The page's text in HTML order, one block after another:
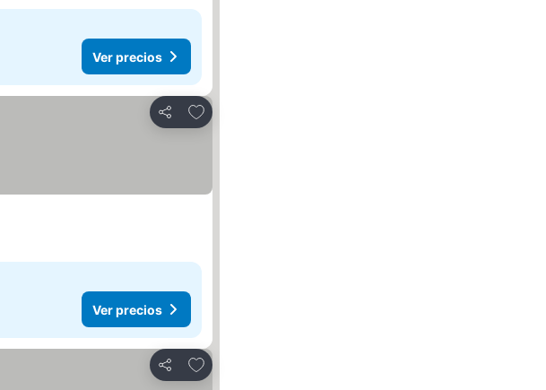
Ver precios
Compartir
Agregar a favoritos
Ver precios
Compartir
Agregar a favoritos